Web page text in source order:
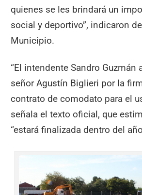
quienes se les brindará un
social y deportivo”, indicaron
Municipio.
“El intendente Sandro Guzmán
señor Agustín Biglieri por la
contrato de comodato para el
señala el texto oficial, que
“estará finalizada dentro del